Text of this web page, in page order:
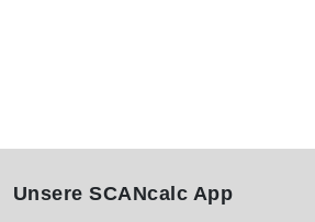
Unsere SCANcalc App